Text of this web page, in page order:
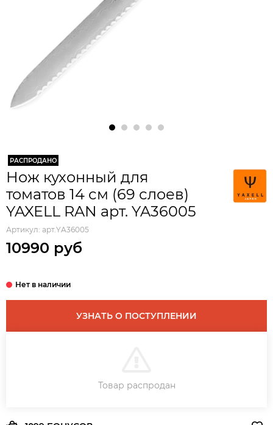
РАСПРОДАНО
Нож кухонный для
томатов 14 см (69 слоев)
YAXELL RAN арт. YA36005
Артикул: арт.YA36005
10990 руб
УЗНАТЬ О ПОСТУПЛЕНИИ
ЗАКАЗ В ОДИН КЛИК
Товар распродан